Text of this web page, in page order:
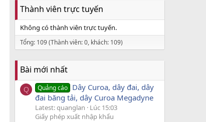
Thành viên trực tuyến
Không có thành viên trực tuyến.
Tổng: 109 (Thành viên: 0, khách: 109)
Bài mới nhất
Q Quảng cáo Dây Curoa, dây đai, dây
đai băng tải, dây Curoa Megadyne
Latest: quanglan
Lúc 15:03
Giấy phép xuất nhập khẩu